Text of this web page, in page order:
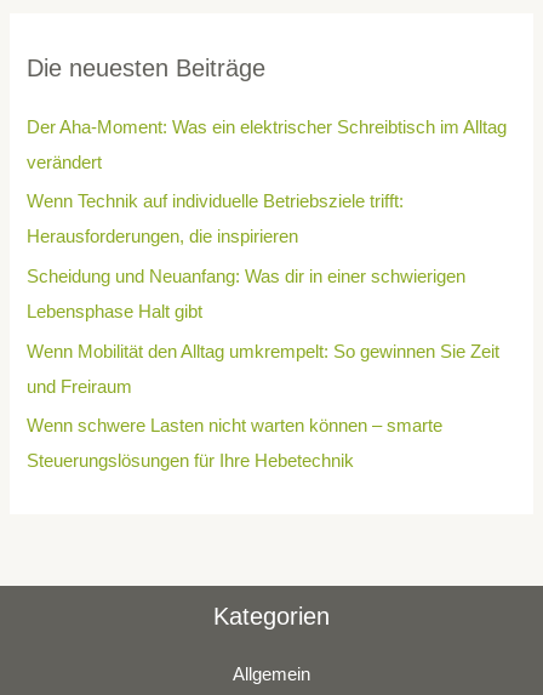
Die neuesten Beiträge
Der Aha-Moment: Was ein elektrischer Schreibtisch im Alltag
verändert
Wenn Technik auf individuelle Betriebsziele trifft:
Herausforderungen, die inspirieren
Scheidung und Neuanfang: Was dir in einer schwierigen
Lebensphase Halt gibt
Wenn Mobilität den Alltag umkrempelt: So gewinnen Sie Zeit
und Freiraum
Wenn schwere Lasten nicht warten können – smarte
Steuerungslösungen für Ihre Hebetechnik
Kategorien
Allgemein